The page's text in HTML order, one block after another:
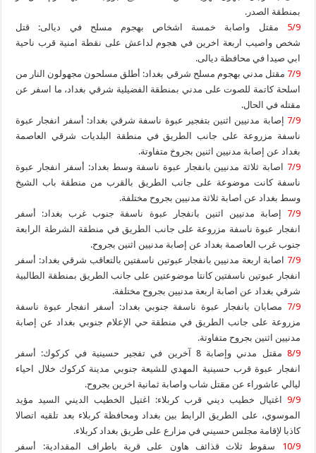
بمنطقة الصدر.
5/9
مقتل واصابة خمسة اشخاص بهجوم مسلح في ديالى: قتل
شخص واصيب اربعة اخرين في هجوم لداعش على نقطة امنية قرب ناحية
ابي صيدا في محافظة ديالى.
7/9 مقتل مدني بهجوم مسلح شرقي بغداد: أطلق مسلحون مجهولون النار من
اسلحة كاتمة للصوت على مدني بمنطقة الفضيلية شرقي بغداد، ما اسفر عن
مقتله في الحال.
7/9
إصابة مدنيين اثنين بتفجير عبوة ناسفة شرقي بغداد: أسفر انفجار عبوة
ناسفة مزروعة على جانب الطريق في منطقة البلديات شرقي العاصمة
بغداد عن إصابة مدنيين اثنين بجروخ متفاوتة.
7/9
اصابة ثلاثة مدنيين بانفجار عبوة ناسفة وسط بغداد: أسفر انفجار عبوة
ناسفة كانت موضوعة على جانب الطريق بالقرب من منطقة باب الشيخ
وسط بغداد عن اصابة ثلاثة مدنيين بجروح مختلفة.
7/9
إصابة مدنيين اثنين بانفجار عبوة ناسفة جنوب غرب بغداد: أسفر
انفجار عبوة ناسفة مزروعة على جانب الطريق في منطقة الشرطة الرابعة
جنوب غرب العاصمة بغداد عن إصابة مدنيين اثنين بجروح.
7/9
اصابة اربعة مدنيين بانفجار عبوتين ناسفتين بالتعاقب شرقي بغداد: أسفر
انفجار عبوتين ناسفتين كانتا موضوعتين على جانب الطريق بمنطقة الطالبية
شرقي بغداد عن اصابة اربعة مدنيين بجروح مختلفة.
7/9 مصابان بانفجار عبوة ناسفة جنوبي بغداد: أسفر انفجار عبوة ناسفة
مزروعة على جانب الطريق في منطقة حي الإعلام جنوبي بغداد عن إصابة
مدنيين اثنين بجروح متفاوتة.
8/9
مقتل مدني وإصابة 8 آخرين في تفجير حسينية في كركوك: أسفر
انفجار عبوة قرب حسينية المهدي للشيعة جنوبي مدينة كركوك خلال احياء
ليالي عاشوراء عن مقتل شاب واصابة ثمانية اخرين بجروح.
9/9 اغتيال خطيب ديني قرب كربلاء: اغتيل الخطيب الديني السيد مؤيد
الموسوي، على الطريق الرابط بين بغداد ومحافظة كربلاء بعد تلقيه اتصالا
كاذبا لإقامة مجلس حسيني في مزارع على طريق بغداد كربلاء.
10/9
سقوط ثلاث قذائف هاون على قرية باطراف المقدادية: أسفر